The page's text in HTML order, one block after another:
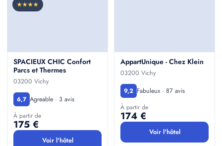
★★★★
SPACIEUX CHIC Confort
Parcs et Thermes
03200 Vichy
6,7 Agreable · 3 avis
À partir de
175 €
Voir l'hôtel
AppartUnique - Chez Klein
03200 Vichy
9,2 Fabuleux · 87 avis
À partir de
174 €
Voir l'hôtel